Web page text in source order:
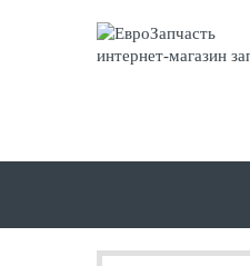
интернет-магазин